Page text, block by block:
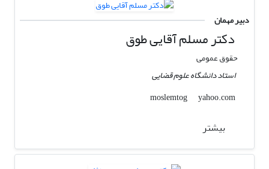
دبیر مهمان
دکتر مسلم آقایی طوق
حقوق عمومی
استاد دانشگاه علوم قضایی
moslemtog
yahoo.com
بیشتر